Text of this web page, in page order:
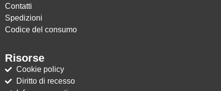
Contatti
Spedizioni
Codice del consumo
Risorse
Cookie policy
Diritto di recesso